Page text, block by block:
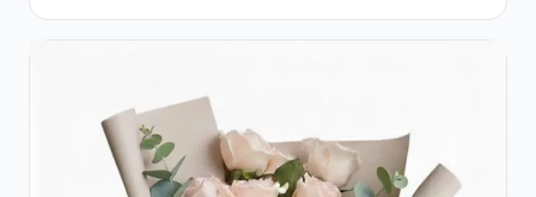
Crizanteme Verzi